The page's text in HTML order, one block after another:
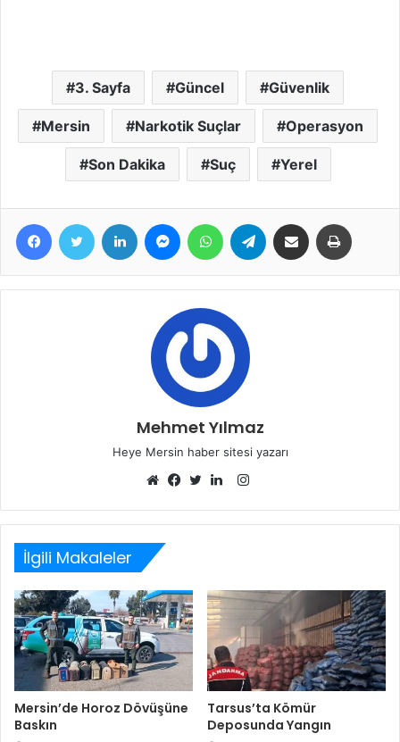
3. Sayfa Güncel Güvenlik
Mersin Narkotik Suçlar Operasyon
Son Dakika Suç Yerel
FacebookTwitter LinkedIn MessengerWhatsAppTelegram E-Posta ile paylaş
Mehmet Yılmaz
Heye Mersin haber sitesi yazarı
sitesi
Instagram
İlgili Makaleler
Mersin’de Horoz Dövüşüne
Baskın
Tarsus’ta Kömür
Deposunda Yangın